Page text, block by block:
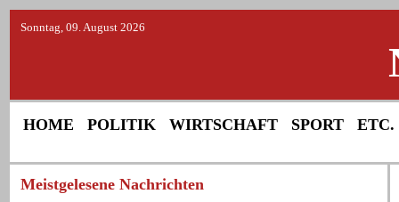
Sonntag, 09. August 2026
HOME POLITIK WIRTSCHAFT SPORT ETC.
Meistgelesene Nachrichten